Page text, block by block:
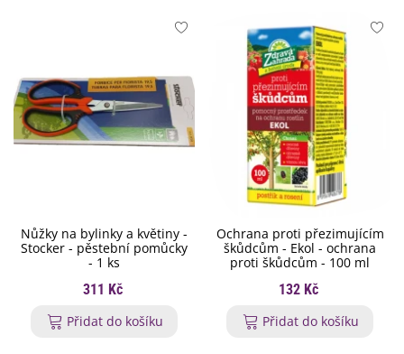
Nůžky na bylinky a květiny -
Stocker - pěstební pomůcky
- 1 ks
311 Kč
Přidat do košíku
Ochrana proti přezimujícím
škůdcům - Ekol - ochrana
proti škůdcům - 100 ml
132 Kč
Přidat do košíku